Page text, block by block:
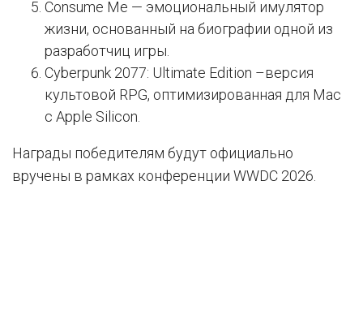
Consume Me — эмоциональный имулятор
жизни, основанный на биографии одной из
разработчиц игры.
Cyberpunk 2077: Ultimate Edition –версия
культовой RPG, оптимизированная для Mac
с Apple Silicon.
Награды победителям будут официально
вручены в рамках конференции WWDC 2026.